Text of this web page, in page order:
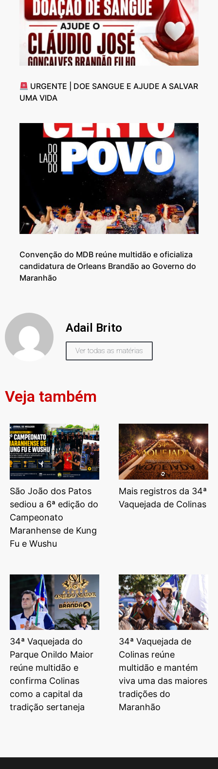
URGENTE | DOE SANGUE E AJUDE A SALVAR
UMA VIDA
Convenção do MDB reúne multidão e oficializa
candidatura de Orleans Brandão ao Governo do
Maranhão
Adail Brito
Ver todas as matérias
Veja também
São João dos Patos
sediou a 6ª edição do
Campeonato
Maranhense de Kung
Fu e Wushu
Mais registros da 34ª
Vaquejada de Colinas
34ª Vaquejada do
Parque Onildo Maior
reúne multidão e
confirma Colinas
como a capital da
tradição sertaneja
34ª Vaquejada de
Colinas reúne
multidão e mantém
viva uma das maiores
tradições do
Maranhão